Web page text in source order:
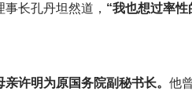
长孔丹坦然道， “我也想过率
许明为原国务院副秘书长。 他